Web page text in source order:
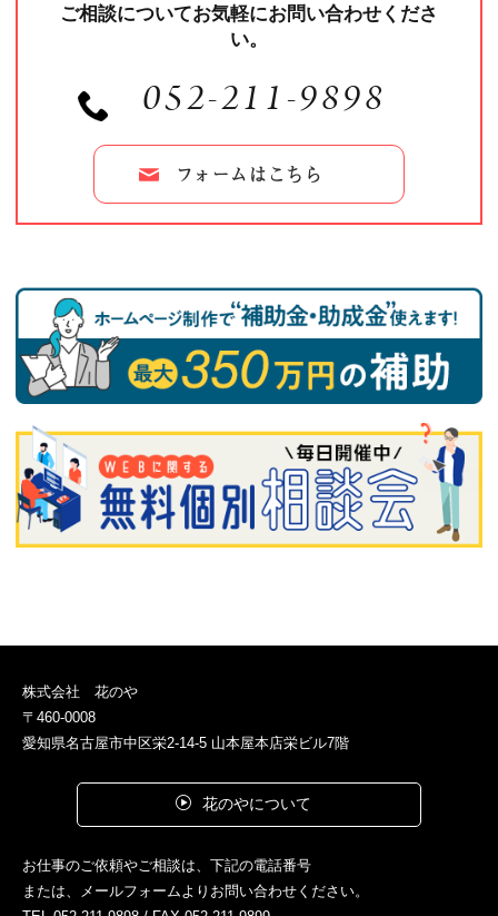
ご相談についてお気軽にお問い合わせくださ
い。
052-211-9898
フォームはこちら
株式会社 花のや
〒460-0008
愛知県名古屋市中区栄2-14-5 山本屋本店栄ビル7階
花のやについて
お仕事のご依頼やご相談は、下記の電話番号
または、メールフォームよりお問い合わせください。